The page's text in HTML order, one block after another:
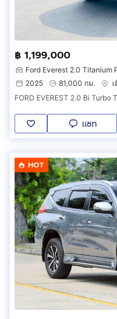
฿ 1,199,000
Ford Everest 2.0 Titanium
2025
81,000 กม.
FORD EVEREST 2.0 Bi
แชท
HOT